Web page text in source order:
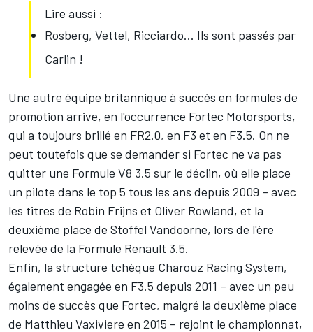
Lire aussi :
Rosberg, Vettel, Ricciardo... Ils sont passés par
Carlin !
Une autre équipe britannique à succès en formules de
promotion arrive, en l'occurrence Fortec Motorsports,
qui a toujours brillé en FR2.0, en F3 et en F3.5. On ne
peut toutefois que se demander si Fortec ne va pas
quitter une Formule V8 3.5 sur le déclin, où elle place
un pilote dans le top 5 tous les ans depuis 2009 – avec
les titres de Robin Frijns et Oliver Rowland, et la
deuxième place de Stoffel Vandoorne, lors de l'ère
relevée de la Formule Renault 3.5.
Enfin, la structure tchèque Charouz Racing System,
également engagée en F3.5 depuis 2011 – avec un peu
moins de succès que Fortec, malgré la deuxième place
de Matthieu Vaxiviere en 2015 – rejoint le championnat,